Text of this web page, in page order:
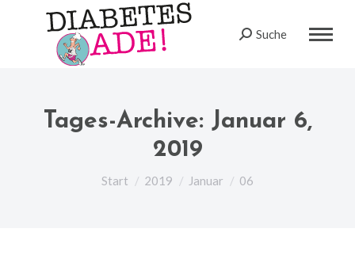
Search:
Suche
Tages-Archive: Januar 6,
2019
Sie befinden sich hier:
Start 2019 Januar 06